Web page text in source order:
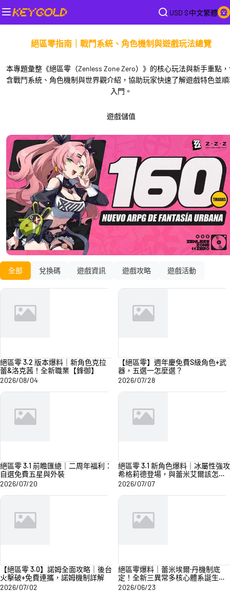
USD $中文繁體
絕區零指南｜戰鬥系統、角色機制與遊戲玩法總覽
本專題彙整《絕區零（Zenless Zone Zero）》的核心玩法與新手重點
含戰鬥系統、角色機制與世界觀介紹，協助玩家快速了解遊戲特色並
入門。
遊戲儲值
全部 兌換碼 遊戲資訊 遊戲攻略 遊戲活動
絕區零 3.2 版本爆料｜新角色克拉
蕾&洛克茜！全新職業【鋒御】
2026/08/04
【絕區零】週年慶免費S級角色+武
器，五選一怎麼選？
2026/07/28
絕區零 3.1 前瞻匯總｜二周年福利：
自選免費五星與外裝
2026/07/20
絕區零 3.1 新角色爆料｜冰屬性強攻
希格莉德登場，與蕾米艾爾該怎麼
選？
2026/07/07
【絕區零 3.0】諾姆全面攻略｜後台
火擊破+免費連攜，諾姆機制詳解
2026/07/02
絕區零爆料｜蕾米埃爾·丹機制底
定！全新三異常多核心體系誕生，
提前抽維琳娜穩賺不虧
2026/06/23